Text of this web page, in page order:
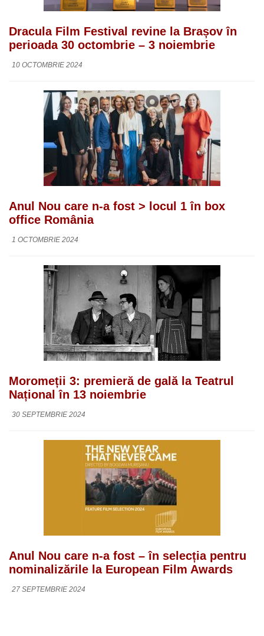
Dracula Film Festival revine la Brașov în
perioada 30 octombrie – 3 noiembrie
10 OCTOMBRIE 2024
Anul Nou care n-a fost > locul 1 în box
office România
1 OCTOMBRIE 2024
Moromeții 3: premieră de gală la Teatrul
Național în 13 noiembrie
30 SEPTEMBRIE 2024
Anul Nou care n-a fost – în selecția pentru
nominalizările la European Film Awards
27 SEPTEMBRIE 2024